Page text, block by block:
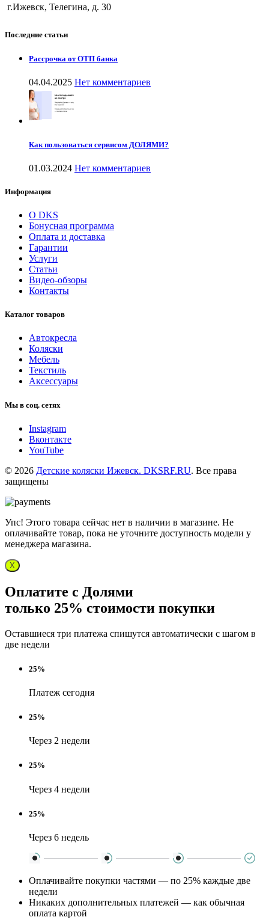
г.Ижевск, Телегина, д. 30
Последние статьи
Рассрочка от ОТП банка
04.04.2025 Нет комментариев
Как пользоваться сервисом ДОЛЯМИ?
01.03.2024 Нет комментариев
Информация
О DKS
Бонусная программа
Оплата и доставка
Гарантии
Услуги
Статьи
Видео-обзоры
Контакты
Каталог товаров
Автокресла
Коляски
Мебель
Текстиль
Аксессуары
Мы в соц. сетях
Instagram
Вконтакте
YouTube
© 2026 Детские коляски Ижевск. DKSRF.RU. Все права
защищены
Упс! Этого товара сейчас нет в наличии в магазине. Не
оплачивайте товар, пока не уточните доступность модели у
менеджера магазина.
X
Оплатите с Долями
только 25% стоимости покупки
Оставшиеся три платежа спишутся автоматически с шагом в
две недели
25%
Платеж сегодня
25%
Через 2 недели
25%
Через 4 недели
25%
Через 6 недель
Оплачивайте покупки частями — по 25% каждые две
недели
Никаких дополнительных платежей — как обычная
оплата картой